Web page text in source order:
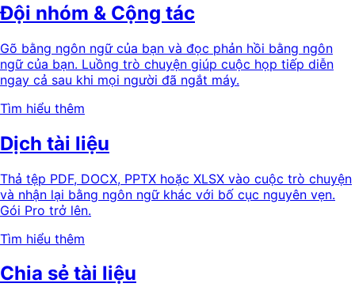
Đội nhóm & Cộng tác
Gõ bằng ngôn ngữ của bạn và đọc phản hồi bằng ngôn
ngữ của bạn. Luồng trò chuyện giúp cuộc họp tiếp diễn
ngay cả sau khi mọi người đã ngắt máy.
Tìm hiểu thêm
Dịch tài liệu
Thả tệp PDF, DOCX, PPTX hoặc XLSX vào cuộc trò chuyện
và nhận lại bằng ngôn ngữ khác với bố cục nguyên vẹn.
Gói Pro trở lên.
Tìm hiểu thêm
Chia sẻ tài liệu